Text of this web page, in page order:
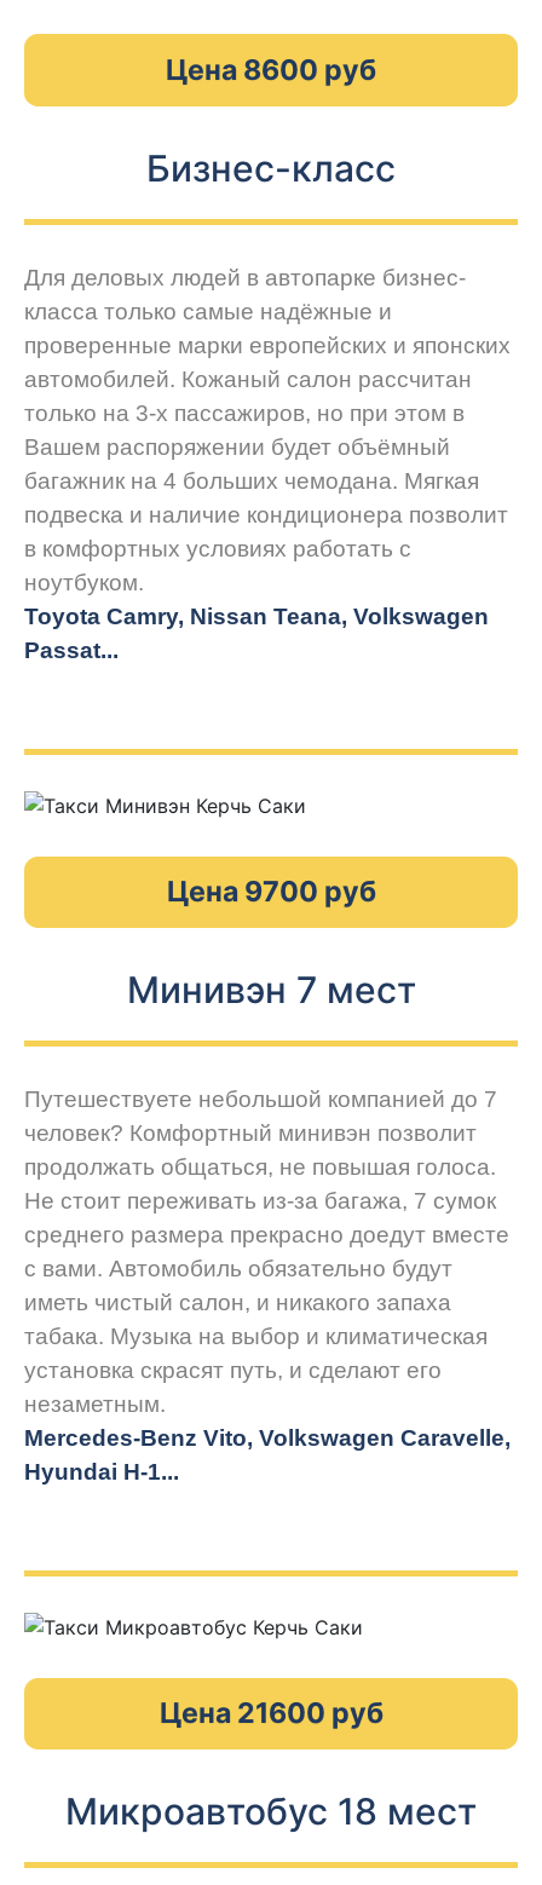
Цена 8600 руб
Бизнес-класс
Для деловых людей в автопарке бизнес-
класса только самые надёжные и
проверенные марки европейских и японских
автомобилей. Кожаный салон рассчитан
только на 3-х пассажиров, но при этом в
Вашем распоряжении будет объёмный
багажник на 4 больших чемодана. Мягкая
подвеска и наличие кондиционера позволит
в комфортных условиях работать с
ноутбуком.
Toyota Camry, Nissan Teana, Volkswagen
Passat...
Цена 9700 руб
Минивэн 7 мест
Путешествуете небольшой компанией до 7
человек? Комфортный минивэн позволит
продолжать общаться, не повышая голоса.
Не стоит переживать из-за багажа, 7 сумок
среднего размера прекрасно доедут вместе
с вами. Автомобиль обязательно будут
иметь чистый салон, и никакого запаха
табака. Музыка на выбор и климатическая
установка скрасят путь, и сделают его
незаметным.
Mercedes-Benz Vito, Volkswagen Caravelle,
Hyundai H-1...
Цена 21600 руб
Микроавтобус 18 мест